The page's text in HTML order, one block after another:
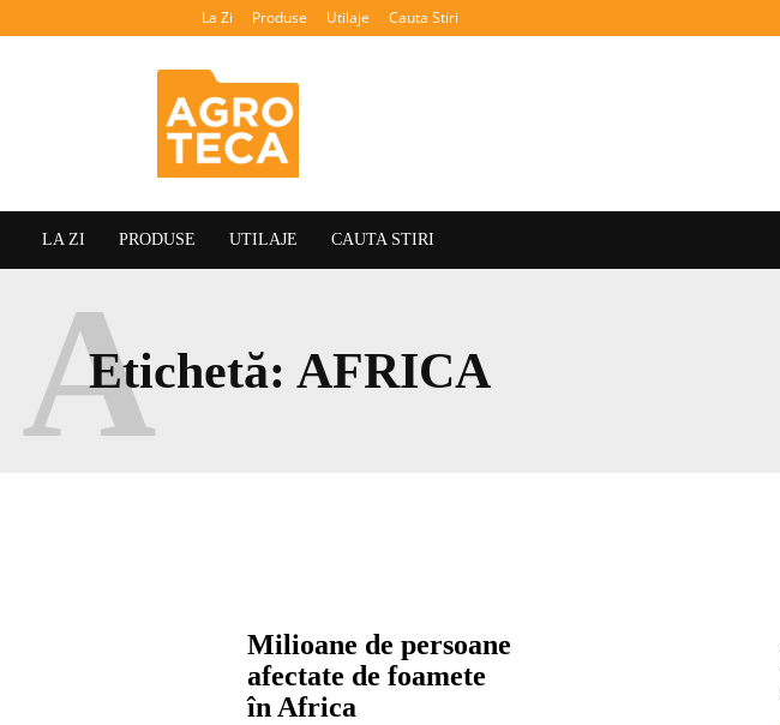
La Zi Produse Utilaje Cauta Stiri
LA ZI PRODUSE UTILAJE CAUTA STIRI
Etichetă: AFRICA
A
Milioane de persoane
afectate de foamete
în Africa